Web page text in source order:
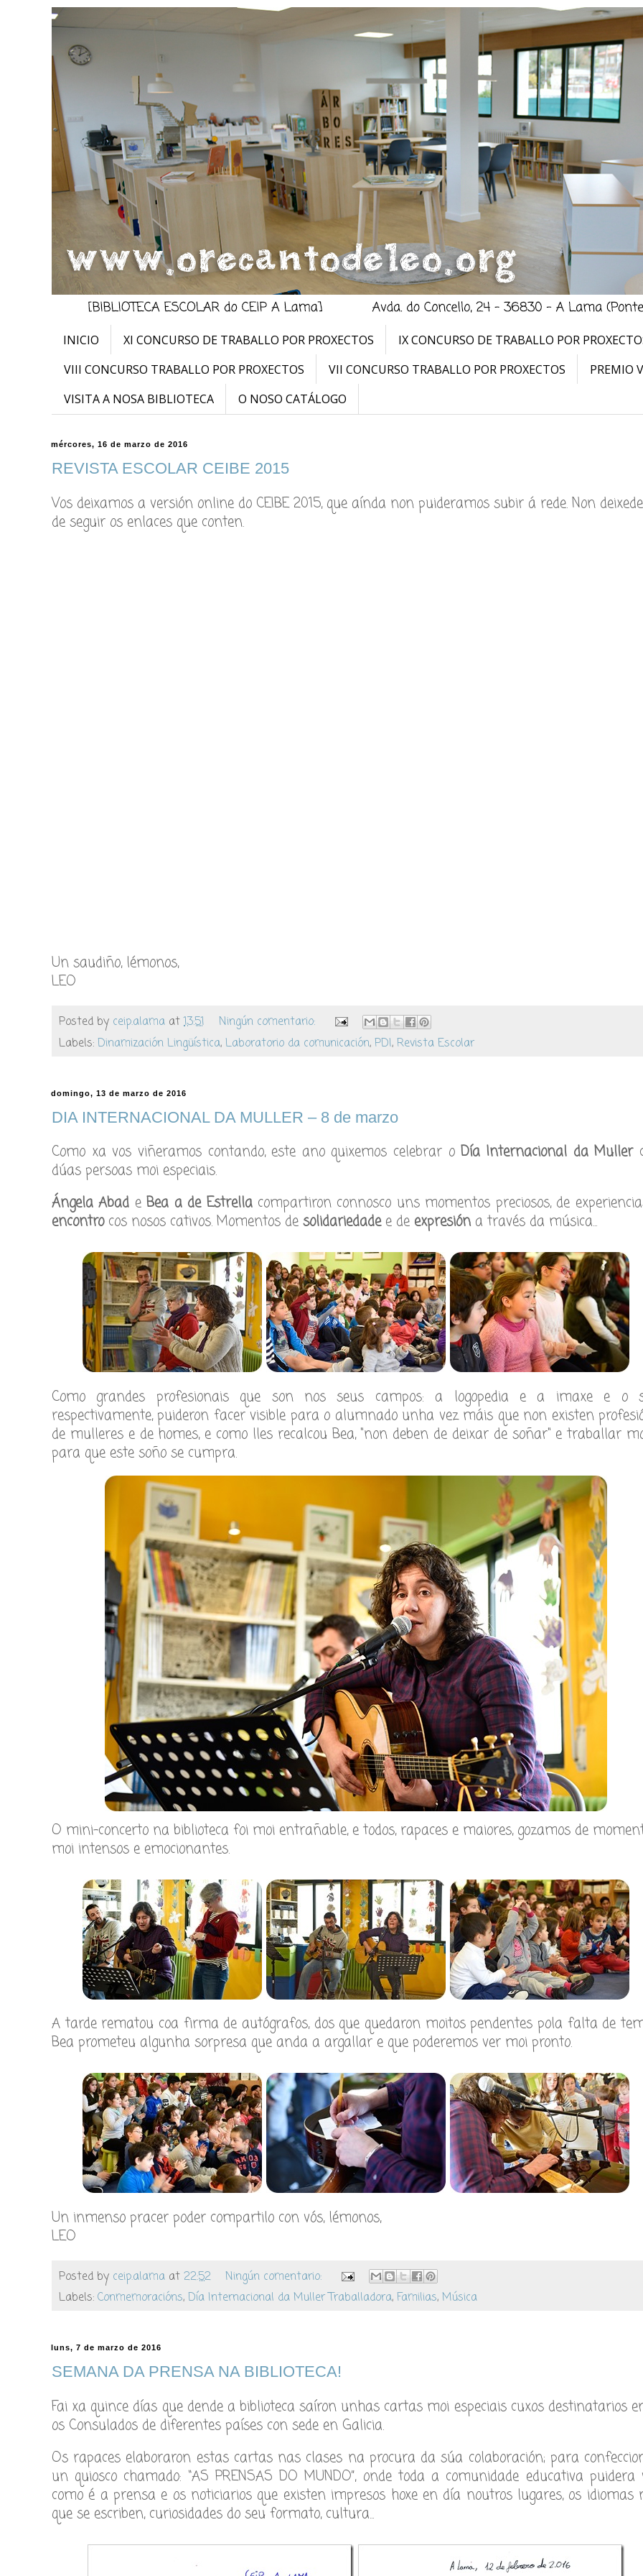
INICIO XI CONCURSO DE TRABALLO POR PROXECTOS
IX CONCURSO DE TRABALLO POR
VIII CONCURSO TRABALLO POR PROXECTOS
VII CONCURSO TRABALLO POR PROXECTOS
PREMIO
VISITA A NOSA BIBLIOTECA
O NOSO CATÁLOGO
mércores, 16 de marzo de 2016
REVISTA ESCOLAR CEIBE 2015
Vos deixamos a versión online do CEIBE 2015, que aínda non puideramos subir á rede. Non
de seguir os enlaces que conten.
Un saudiño, lémonos,
LEO
Posted by ceip.alama at 13:51
Ningún comentario:
Labels: Dinamización Lingüística, Laboratorio da comunicación, PDI, Revista Escolar
domingo, 13 de marzo de 2016
DIA INTERNACIONAL DA MULLER – 8 de marzo
Como xa vos viñeramos contando, este ano quixemos celebrar oDía Internacional da Muller
dúas persoas moi especiais.
Ángela Abad eBea a de Estrellacompartiron connosco uns momentos preciosos, de
encontrocos nosos cativos. Momentos de solidariedadee de expresión a través da música...
Como grandes profesionais que son nos seus campos: a logopedia e a imaxe e o
respectivamente, puideron facer visible para o alumnado unha vez máis que non existen
de mulleres e de homes, e como lles recalcou Bea, "non deben de deixar de soñar" e traballar
para que este soño se cumpra.
O mini-concerto na biblioteca foi moi entrañable, e todos, rapaces e maiores, gozamos de
moi intensos e emocionantes.
A tarde rematou coa firma de autógrafos, dos que quedaron moitos pendentes pola falta de
Bea prometeu algunha sorpresa que anda a argallar e que poderemos ver moi pronto.
Un inmenso pracer poder compartilo con vós, lémonos,
LEO
Posted by ceip.alama at 22:52
Ningún comentario:
Labels: Conmemoracións, Día Internacional da Muller Traballadora, Familias, Música
luns, 7 de marzo de 2016
SEMANA DA PRENSA NA BIBLIOTECA!
Fai xa quince días que dende a biblioteca saíron unhas cartas moi especiais cuxos destinatarios
os Consulados de diferentes países con sede en Galicia.
Os rapaces elaboraron estas cartas nas clases na procura da súa colaboración; para
un quiosco chamado: “AS PRENSAS DO MUNDO”, onde toda a comunidade educativa puidera
como é a prensa e os noticiarios que existen impresos hoxe en día noutros lugares, os idiomas
que se escriben, curiosidades do seu formato, cultura...